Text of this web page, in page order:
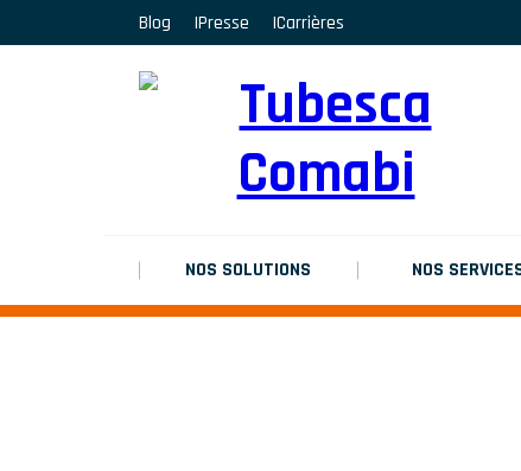
Blog Presse Carrières
MARCHEPIEDS
Platinium double chantier
Platinium double chantier
MARCHEPIEDS
NOS SOLUTIONS NOS